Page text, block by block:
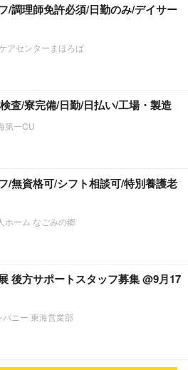
/調理師免許必須/日勤のみ/デイサー
アセンターまほろば
査/寮完備/日勤/日払い/工場・製造
第一CU
/無資格可/シフト相談可/特別養護老
ホーム なごみの郷
後方サポートスタッフ募集 @9月17
ニー 東海営業部